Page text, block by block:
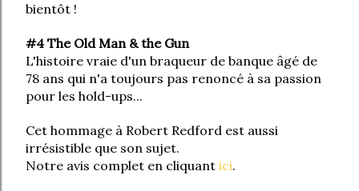
bientôt !
#4 The Old Man & the Gun
L'histoire vraie d'un braqueur de banque âgé de
78 ans qui n'a toujours pas renoncé à sa passion
pour les hold-ups...
Cet hommage à Robert Redford est aussi
irrésistible que son sujet.
Notre avis complet en cliquant ici.